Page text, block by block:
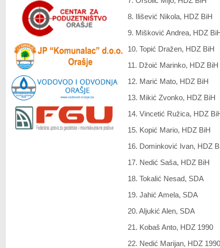
8. Ilišević Nikola, HDZ BiH
9. Mišković Andrea, HDZ
10. Topić Dražen, HDZ BiH
11. Džoić Marinko, HDZ BiH
12. Marić Mato, HDZ BiH
13. Mikić Zvonko, HDZ BiH
14. Vincetić Ružica, HDZ
15. Kopić Mario, HDZ BiH
16. Dominković Ivan, HDZ
17. Nedić Saša, HDZ BiH
18. Tokalić Nesad, SDA
19. Jahić Amela, SDA
20. Aljukić Alen, SDA
21. Kobaš Anto, HDZ 1990
22. Nedić Marijan, HDZ